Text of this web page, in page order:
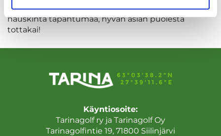
Tervetuloa kilpailemaan ja katsomaan kesän
hauskinta tapahtumaa, hyvän asian puolesta
tottakai!
Käyntiosoite:
Tarinagolf ry ja Tarinagolf Oy
Tarinagolfintie 19, 71800 Siilinjärvi